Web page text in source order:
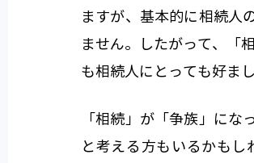
ますが、基本的に相続人
ません。したがって、「
も相続人にとっても好ま
「相続」が「争族」に
と考える方もいるかも